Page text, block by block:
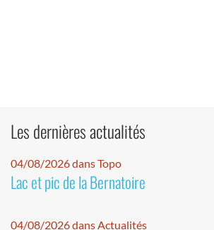
Les dernières actualités
04/08/2026 dans Topo
Lac et pic de la Bernatoire
04/08/2026 dans Actualités